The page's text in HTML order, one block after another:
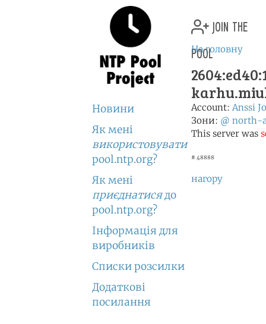
Новини
Як мені
використовувати
pool.ntp.org?
Як мені
приєднатисядо
pool.ntp.org?
Інформація для
виробників
Списки розсилки
Додаткові
посилання
join the
pool
На головну
Account: Anssi
Зони: @ north-
This server was
# 48888
нагору